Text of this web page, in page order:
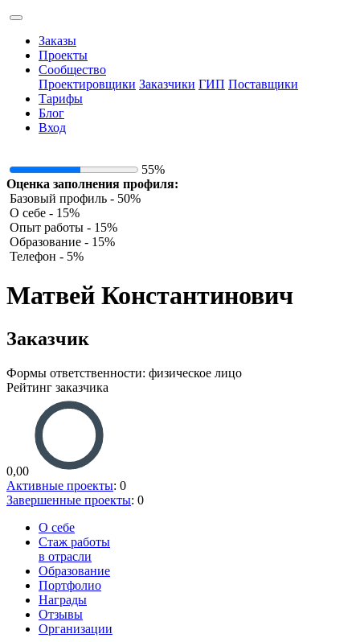
Заказы
Проекты
Сообщество
Проектировщики Заказчики ГИП Поставщики
Тарифы
Блог
Вход
55%
Оценка заполнения профиля:
Базовый профиль - 50%
О себе - 15%
Опыт работы - 15%
Образование - 15%
Телефон - 5%
Матвей Константинович
Заказчик
Формы ответственности: физическое лицо
Рейтинг заказчика
0,00
Активные проекты: 0
Завершенные проекты: 0
О себе
Стаж работы
в отрасли
Образование
Портфолио
Награды
Отзывы
Организации